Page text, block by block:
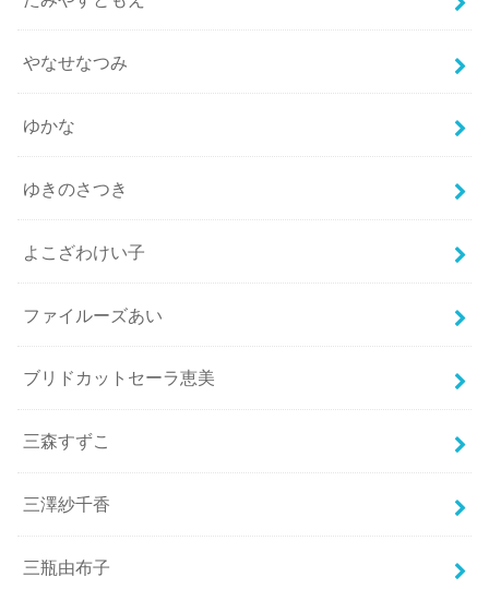
やなせなつみ
ゆかな
ゆきのさつき
よこざわけい子
ファイルーズあい
ブリドカットセーラ恵美
三森すずこ
三澤紗千香
三瓶由布子